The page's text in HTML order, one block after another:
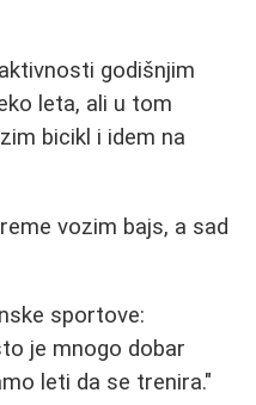
godišnjim
leta, ali u tom
bicikl i idem na
vozim bajs, a sad
sportove:
je mnogo dobar
leti da se trenira."